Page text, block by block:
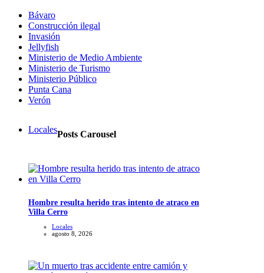
Bávaro
Construcción ilegal
Invasión
Jellyfish
Ministerio de Medio Ambiente
Ministerio de Turismo
Ministerio Público
Punta Cana
Verón
LocalesPosts Carousel
Hombre resulta herido tras intento de atraco en
Villa Cerro
Locales
agosto 8, 2026